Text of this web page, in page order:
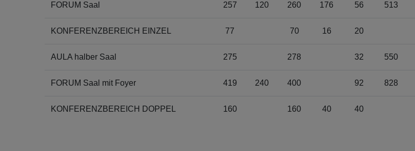
FORUM Saal 257 120 260 176 56 513
KONFERENZBEREICH EINZEL 77 70 16 20
AULA halber Saal 275 278 32 550
FORUM Saal mit Foyer 419 240 400 92 828
KONFERENZBEREICH DOPPEL 160 160 40 40